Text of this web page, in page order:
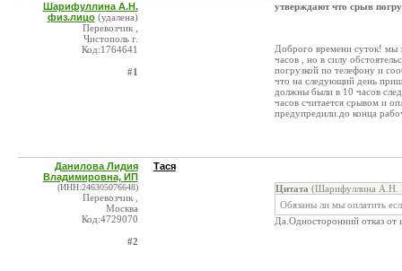
Шарифуллина А.Н.
физ.лицо (удалена)
Перевозчик ,
Чистополь г.
Код:1764641
#1
утверждают что срыв
Доброго времени суток! мы
часов , но в силу
погрузкой по телефону и
что на следующий день
должны были в 10 часов
часов считается срывом и
предупредили.до конца
Данилова Лидия
Владимировна, ИП
(ИНН:246305076648)
Перевозчик ,
Москва
Код:4729070
#2
Тася
Цитата (Шарифуллина А.Н.
Обязаны ли мы оплатить
Да.Односторонний отказ от